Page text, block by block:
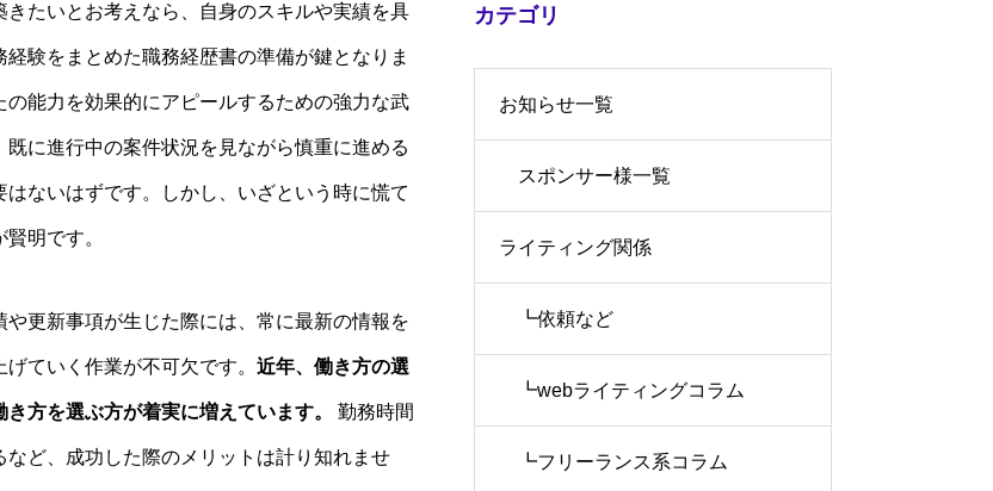
たいとお考えなら、自身のスキルや実績を具
験をまとめた職務経歴書の準備が鍵となりま
能力を効果的にアピールするための強力な武
に進行中の案件状況を見ながら慎重に進める
ないはずです。しかし、いざという時に慌て
明です。
更新事項が生じた際には、常に最新の情報を
ていく作業が不可欠です。 近年、働き方の選
方を選ぶ方が着実に増えています。 勤務時間
ど、成功した際のメリットは計り知れませ
カテゴリ
お知らせ一覧
スポンサー様一覧
ライティング関係
┗依頼など
┗webライティングコラム
┗フリーランス系コラム